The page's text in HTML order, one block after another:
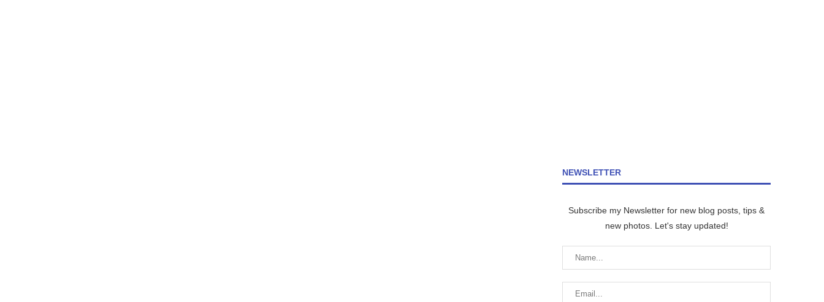
NEWSLETTER
Subscribe my Newsletter for new blog posts, tips &
new photos. Let's stay updated!